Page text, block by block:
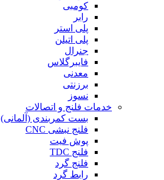
کومبی
رابر
پلی استر
پلی اتیلن
جنرال
فایبرگلاس
معدنی
برزنتی
نسوز
خدمات فلنج و اتصالات
بست کمربندی (آلمانی)
فلنج نبشی CNC
پوش فیت
فلنج TDC
فلنج گرد
رابط گرد